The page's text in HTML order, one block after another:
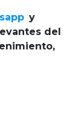
y
del